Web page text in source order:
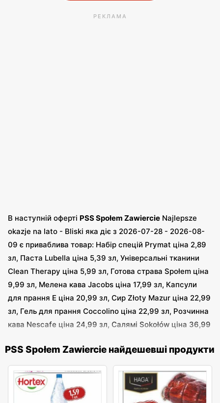
РЕКЛАМА
В наступній оферті PSS Społem Zawiercie Najlepsze
okazje na lato - Bliski яка діє з 2026-07-28 - 2026-08-
09 є приваблива товар: Набір спецій Prymat ціна 2,89
зл, Паста Lubella ціна 5,39 зл, Універсальні тканини
Clean Therapy ціна 5,99 зл, Готова страва Społem ціна
9,99 зл, Мелена кава Jacobs ціна 17,99 зл, Капсули
для прання E ціна 20,99 зл, Сир Złoty Mazur ціна 22,99
зл, Гель для прання Coccolino ціна 22,99 зл, Розчинна
кава Nescafe ціна 24,99 зл, Салямі Sokołów ціна 36,99
Letnie okazje blisko Ciebie - PSS Społem Zawiercie яка
діє з 2026-07-22 - 2026-08-08 є приваблива товар:
Вода Hortex ціна 1,59 зл, Ковбаса Haga ціна 24,49 зл
PSS Społem Zawiercie найдешевші продукти